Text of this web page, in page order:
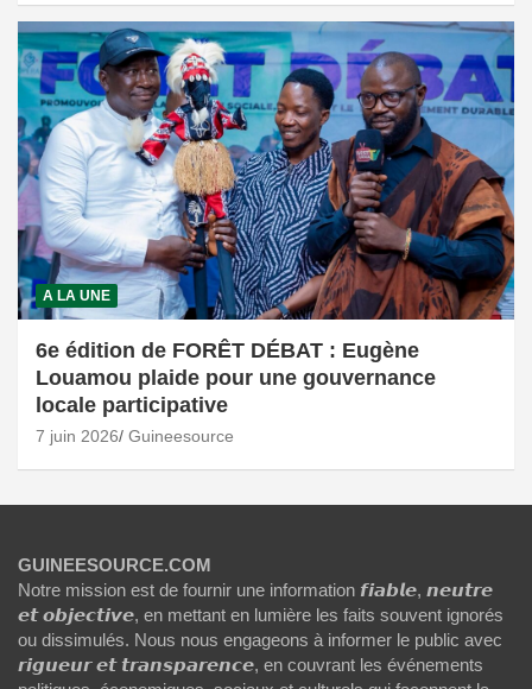
A LA UNE
6e édition de FORÊT DÉBAT : Eugène
Louamou plaide pour une gouvernance
locale participative
7 juin 2026 Guineesource
GUINEESOURCE.COM
Notre mission est de fournir une information 𝙛𝙞𝙖𝙗𝙡𝙚, 𝙣𝙚𝙪𝙩𝙧𝙚
𝙚𝙩 𝙤𝙗𝙟𝙚𝙘𝙩𝙞𝙫𝙚, en mettant en lumière les faits souvent ignorés
ou dissimulés. Nous nous engageons à informer le public avec
𝙧𝙞𝙜𝙪𝙚𝙪𝙧 𝙚𝙩 𝙩𝙧𝙖𝙣𝙨𝙥𝙖𝙧𝙚𝙣𝙘𝙚, en couvrant les événements